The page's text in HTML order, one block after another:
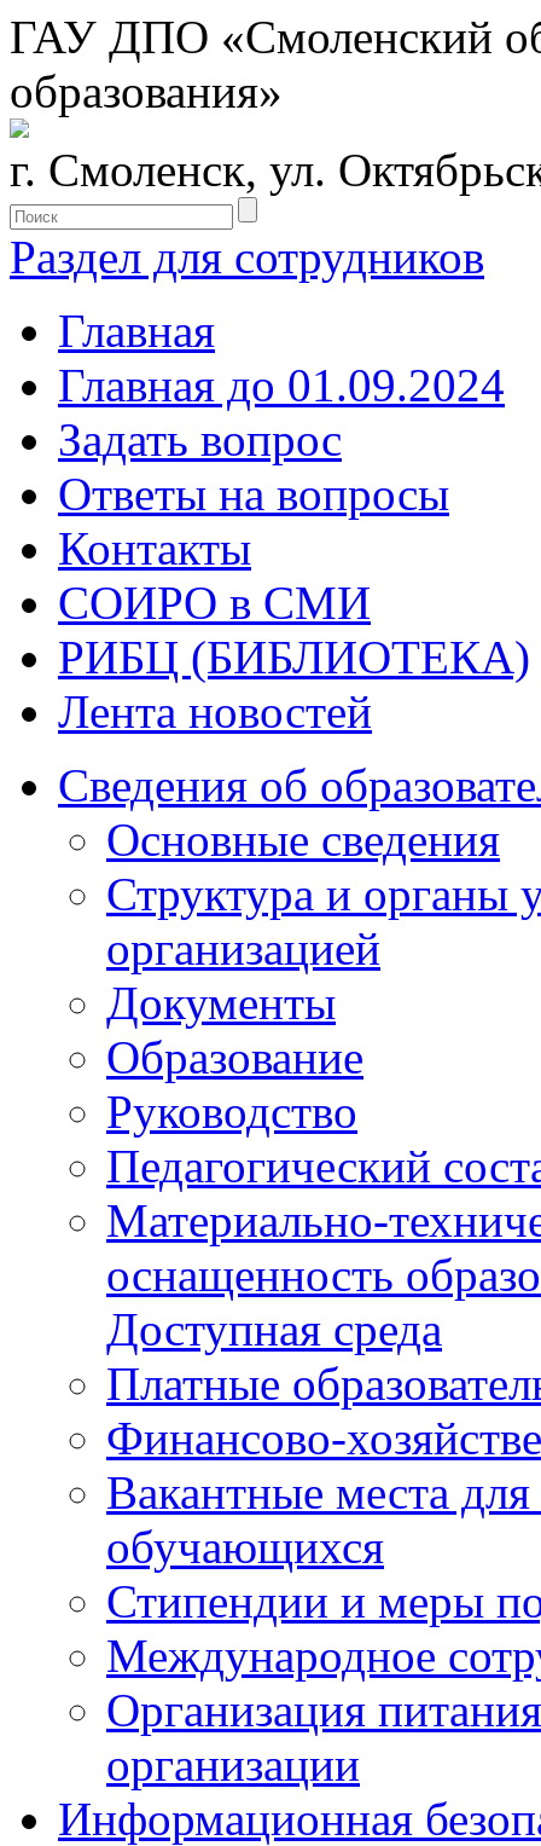
ГАУ ДПО «Смоленский
образования»
г. Смоленск, ул.
Раздел для сотрудников
Главная
Главная до 01.09.2024
Задать вопрос
Ответы на вопросы
Контакты
СОИРО в СМИ
РИБЦ (БИБЛИОТЕКА)
Лента новостей
Сведения об
Основные сведения
Структура и органы
организацией
Документы
Образование
Руководство
Педагогический
Материально-
оснащенность
Доступная среда
Платные
Финансово-
Вакантные места
обучающихся
Стипендии и меры
Международное
Организация
организации
Информационная